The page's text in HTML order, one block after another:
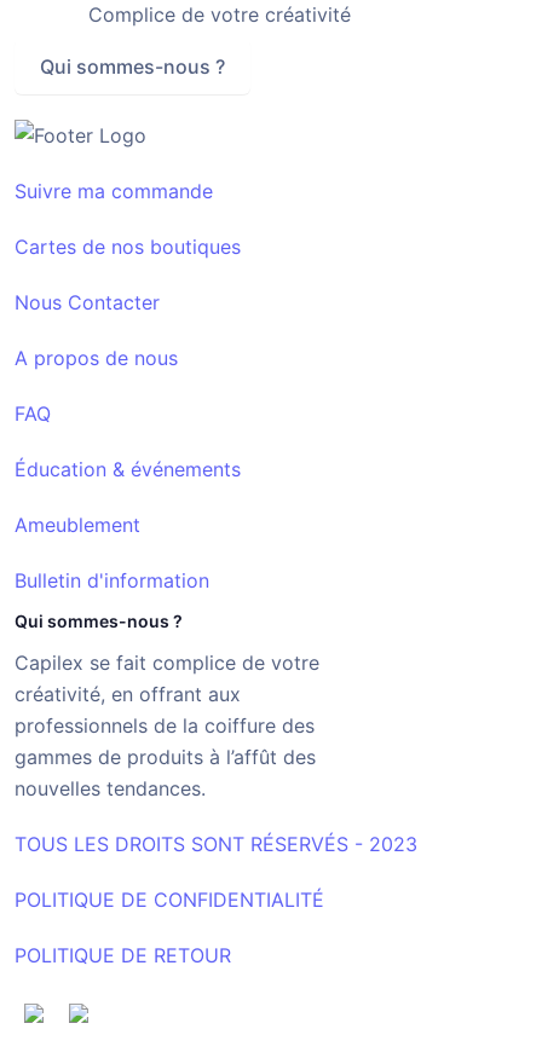
Complice de votre créativité
Qui sommes-nous ?
Suivre ma commande
Cartes de nos boutiques
Nous Contacter
A propos de nous
FAQ
Éducation & événements
Ameublement
Bulletin d'information
Qui sommes-nous ?
Capilex se fait complice de votre
créativité, en offrant aux
professionnels de la coiffure des
gammes de produits à l’affût des
nouvelles tendances.
TOUS LES DROITS SONT RÉSERVÉS - 2023
POLITIQUE DE CONFIDENTIALITÉ
POLITIQUE DE RETOUR